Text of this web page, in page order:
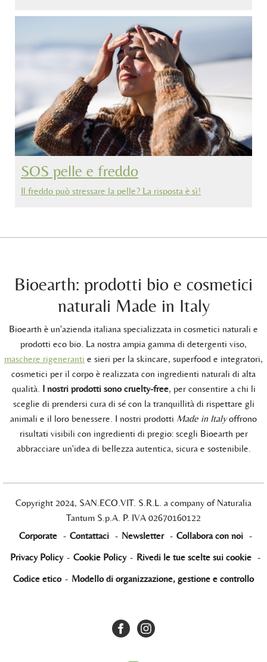
SOS pelle e freddo
Il freddo può stressare la pelle? La risposta è sì!
Bioearth: prodotti bio e cosmetici
naturali Made in Italy
Bioearth è un'azienda italiana specializzata in cosmetici naturali e
prodotti eco bio. La nostra ampia gamma di detergenti viso,
maschere rigeneranti e sieri per la skincare, superfood e integratori,
cosmetici per il corpo è realizzata con ingredienti naturali di alta
qualità. I nostri prodotti sono cruelty-free, per consentire a chi li
sceglie di prendersi cura di sé con la tranquillità di rispettare gli
animali e il loro benessere. I nostri prodotti Made in Italyoffrono
risultati visibili con ingredienti di pregio: scegli Bioearth per
abbracciare un'idea di bellezza autentica, sicura e sostenibile.
Copyright 2024, SAN.ECO.VIT. S.R.L. a company of Naturalia
Tantum S.p.A. P. IVA 02670160122
Corporate - Contattaci - Newsletter - Collabora con noi -
Privacy Policy - Cookie Policy - Rivedi le tue scelte sui cookie -
Codice etico - Modello di organizzazione, gestione e controllo